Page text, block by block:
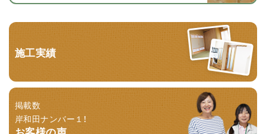
施工実績
掲載数
岸和田ナンバー１！